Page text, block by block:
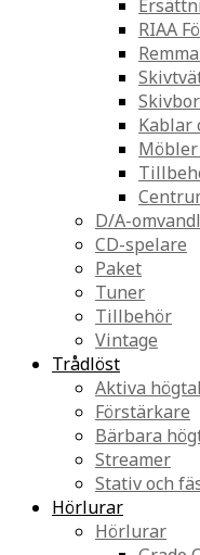
RIAA
Kablar
D/A-
CD-spelare
Paket
Tuner
Tillbehör
Vintage
Trådlöst
Aktiva
Förstärkare
Bärbara
Streamer
Stativ och
Hörlurar
Hörlurar